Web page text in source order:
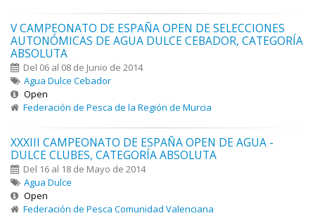
V CAMPEONATO DE ESPAÑA OPEN DE SELECCIONES
AUTONÓMICAS DE AGUA DULCE CEBADOR, CATEGORÍA
ABSOLUTA
Del 06 al 08 de Junio de 2014
Agua Dulce Cebador
Open
Federación de Pesca de la Región de Murcia
XXXIII CAMPEONATO DE ESPAÑA OPEN DE AGUA -
DULCE CLUBES, CATEGORÍA ABSOLUTA
Del 16 al 18 de Mayo de 2014
Agua Dulce
Open
Federación de Pesca Comunidad Valenciana